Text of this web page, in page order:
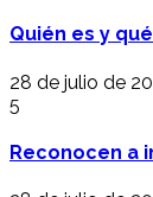
Quién es y
28 de julio de
5
Reconocen a